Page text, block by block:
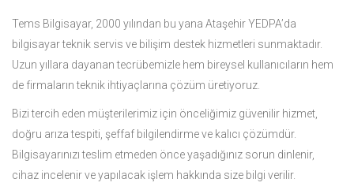
Tems Bilgisayar, 2000 yılından bu yana Ataşehir YEDPA’da
bilgisayar teknik servis ve bilişim destek hizmetleri sunmaktadır.
Uzun yıllara dayanan tecrübemizle hem bireysel kullanıcıların hem
de firmaların teknik ihtiyaçlarına çözüm üretiyoruz.
Bizi tercih eden müşterilerimiz için önceliğimiz güvenilir hizmet,
doğru arıza tespiti, şeffaf bilgilendirme ve kalıcı çözümdür.
Bilgisayarınızı teslim etmeden önce yaşadığınız sorun dinlenir,
cihaz incelenir ve yapılacak işlem hakkında size bilgi verilir.